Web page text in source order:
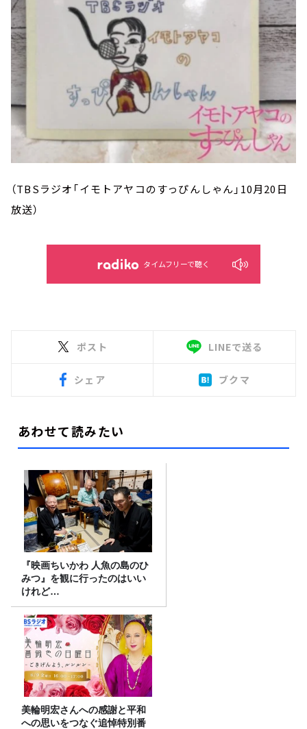
（TBSラジオ「イモトアヤコのすっぴんしゃん」10月20日
放送）
タイムフリーで聴く
ポスト LINEで送る
シェア ブクマ
あわせて読みたい
『映画ちいかわ 人魚の島のひ
みつ』を観に行ったのはいい
けれど…
美輪明宏さんへの感謝と平和
への思いをつなぐ追悼特別番